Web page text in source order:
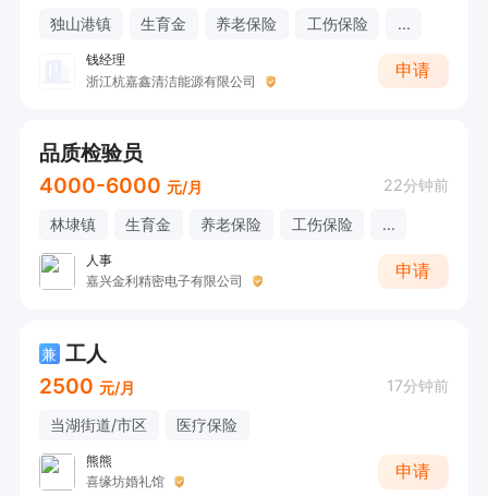
独山港镇 生育金 养老保险 工伤保险 ...
钱经理
浙江杭嘉鑫清洁能源有限公司
申请
品质检验员
4000-6000 元/月 22分钟前
林埭镇 生育金 养老保险 工伤保险 ...
人事
嘉兴金利精密电子有限公司
申请
兼 工人
2500 元/月 17分钟前
当湖街道/市区 医疗保险
熊熊
喜缘坊婚礼馆
申请